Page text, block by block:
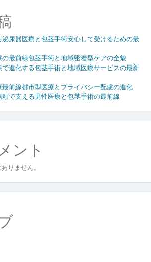
尿器医療と包茎手術安心して受けるための最
最前線包茎手術と地域密着型ケアの全貌
進化する包茎手術と地域医療サービスの最新
前線都市型医療とプライバシー配慮の進化
で支える男性医療と包茎手術の最前線
ント
りません。